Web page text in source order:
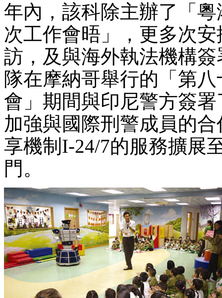
年內，該科除主辦了「
次工作會晤」，更多次
訪，及與海外執法機構
隊在摩納哥舉行的「第
會」期間與印尼警方簽
加強與國際刑警成員的
享機制I-24/7的服務擴展
門。